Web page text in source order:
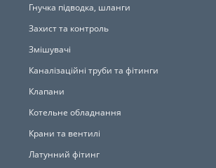
Гнучка підводка, шланги
Захист та контроль
Змішувачі
Каналізаційні труби та фітинги
Клапани
Котельне обладнання
Крани та вентилі
Латунний фітинг